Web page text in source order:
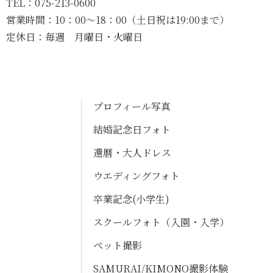
TEL： 075-213-0600
営業時間： 10：00〜18：00（土日祝は19:00まで）
定休日： 毎週 月曜日・火曜日
プロフィール写真
結婚記念日フォト
還暦・大人ドレス
ウエディングフォト
卒業記念(小学生)
スクールフォト（入園・入学）
ペット撮影
SAMURAI/KIMONO撮影体験